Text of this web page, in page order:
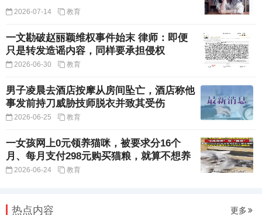
2026-07-14 教育
一文勘破赵丽颖维权事件始末 律师：即便
只是转发造谣内容，同样要承担侵权
2026-06-30 教育
男子凌晨去酒店按摩从房间坠亡，酒店称他
事发前持刀威胁技师脱衣并致其受伤
2026-06-25 教育
一女孩网上0元领养猫咪，被要求分16个
月、每月支付298元购买猫粮，就算不想养
2026-06-24 教育
热点内容 更多